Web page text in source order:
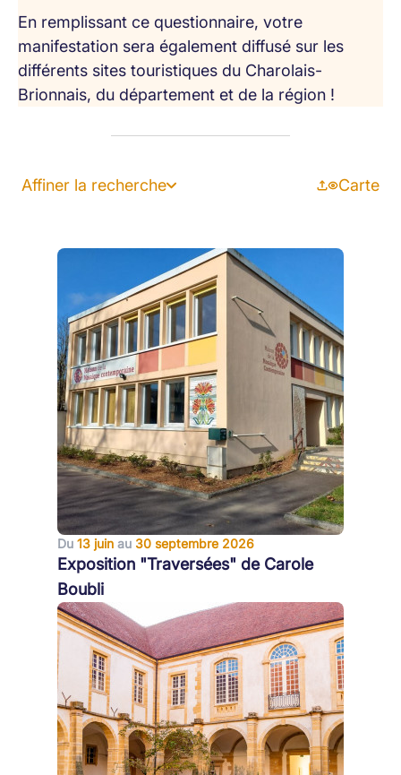
En remplissant ce questionnaire, votre
manifestation sera également diffusé sur les
différents sites touristiques du Charolais-
Brionnais, du département et de la région !
Affiner la recherche Carte
Du 13 juin au 30 septembre 2026
Exposition "Traversées" de Carole
Boubli